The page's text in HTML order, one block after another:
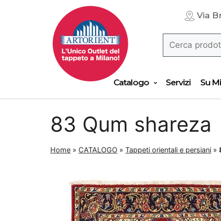
Via
Catalogo Servizi Su
83 Qum shareza
Home » CATALOGO » Tappeti orientali e persiani »